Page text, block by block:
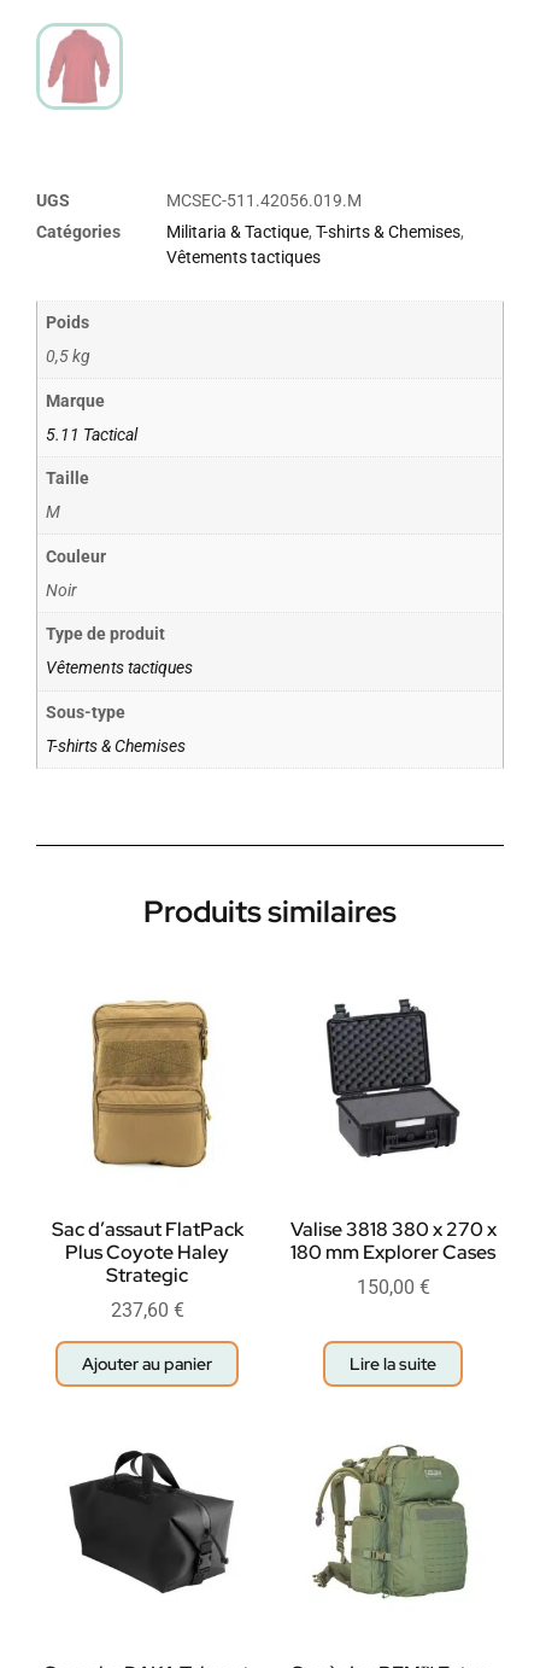
UGS
MCSEC-511.42056.019.M
Catégories
Militaria & Tactique, T-shirts & Chemises,
Vêtements tactiques
Poids
0,5 kg
Marque
5.11 Tactical
Taille
M
Couleur
Noir
Type de produit
Vêtements tactiques
Sous-type
T-shirts & Chemises
Produits similaires
Sac d’assaut FlatPack
Plus Coyote Haley
Strategic
237,60 €
Ajouter au panier
Valise 3818 380 x 270 x
180 mm Explorer Cases
150,00 €
Lire la suite